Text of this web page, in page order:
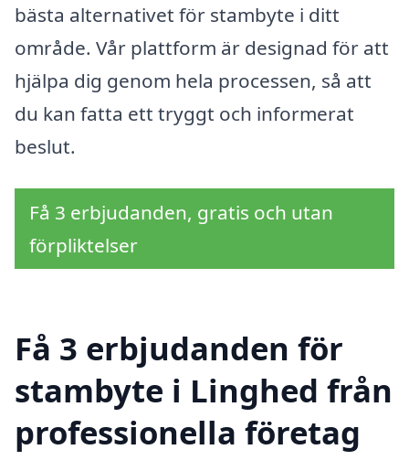
bästa alternativet för stambyte i ditt
område. Vår plattform är designad för att
hjälpa dig genom hela processen, så att
du kan fatta ett tryggt och informerat
beslut.
Få 3 erbjudanden, gratis och utan
förpliktelser
Få 3 erbjudanden för
stambyte i Linghed från
professionella företag